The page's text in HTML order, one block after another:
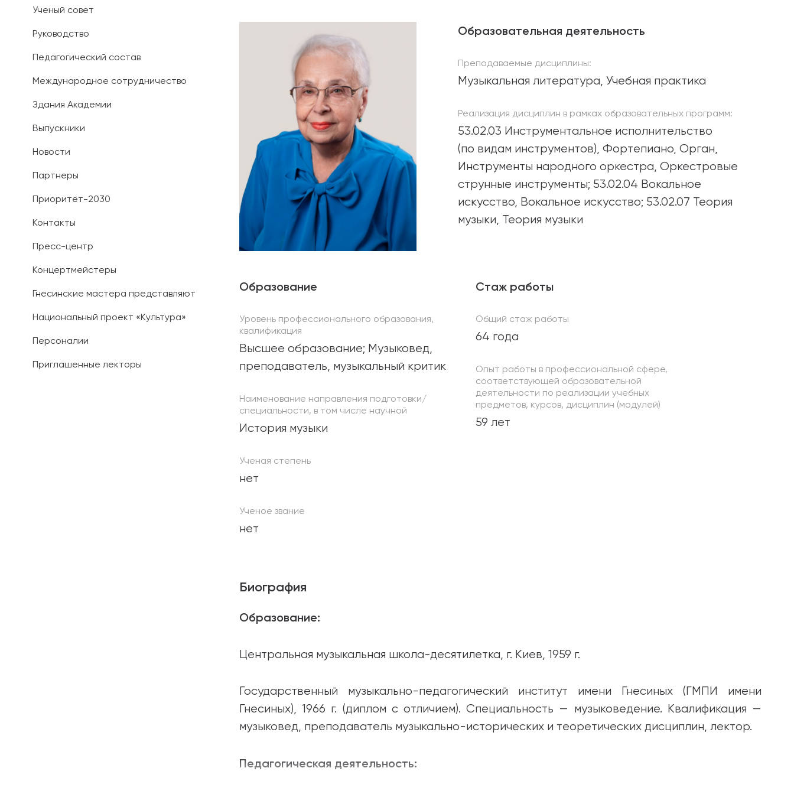
Иностранным абитуриентам
Платные образовательные услуги
Личный кабинет абитуриента
Информация о приемной кампании
Вопрос-ответ
Контакты приемной комиссии
Ученый совет
Руководство
Педагогический состав
Международное сотрудничество
Здания Академии
Выпускники
Новости
Партнеры
Приоритет-2030
Контакты
Пресс-центр
Концертмейстеры
Гнесинские мастера представляют
Национальный проект «Культура»
Персоналии
Приглашенные лекторы
Образовательная деятельность
Преподаваемые дисциплины:
Музыкальная литература, Учебная практика
Реализация дисциплин в рамках образовательных программ:
53.02.03 Инструментальное исполнительство
(по видам инструментов), Фортепиано, Орган,
Инструменты народного оркестра, Оркестровые
струнные инструменты; 53.02.04 Вокальное
искусство, Вокальное искусство; 53.02.07 Теория
музыки, Теория музыки
Образование
Уровень профессионального образования,
квалификация
Высшее образование; Музыковед,
преподаватель, музыкальный критик
Наименование направления подготовки/
специальности, в том числе научной
История музыки
Ученая степень
нет
Ученое звание
нет
Стаж работы
Общий стаж работы
64 года
Опыт работы в профессиональной сфере,
соответствующей образовательной
деятельности по реализации учебных
предметов, курсов, дисциплин (модулей)
59 лет
Биография
Образование:
Центральная музыкальная школа-десятилетка, г. Киев, 1959 г.
Государственный музыкально-педагогический институт имени Гнесиных (ГМПИ имени
Гнесиных), 1966 г. (диплом с отличием). Специальность — музыковедение. Квалификация —
музыковед, преподаватель музыкально-исторических и теоретических дисциплин, лектор.
Педагогическая деятельность: